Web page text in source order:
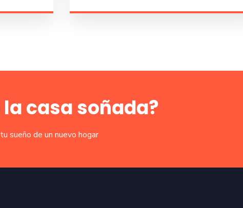
casa soñada?
sueño de un nuevo hogar